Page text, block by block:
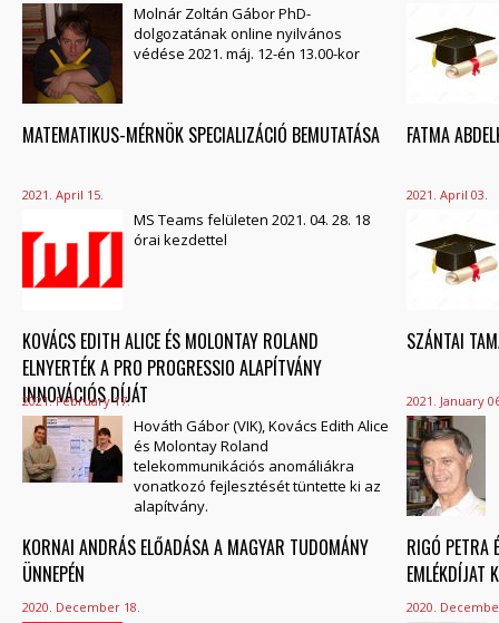
Molnár Zoltán Gábor PhD-
dolgozatának online nyilvános
védése 2021. máj. 12-én 13.00-kor
MATEMATIKUS-MÉRNÖK SPECIALIZÁCIÓ BEMUTATÁSA
2021. April 15.
MS Teams felületen 2021. 04. 28. 18
órai kezdettel
FATMA
2021. April 03.
KOVÁCS EDITH ALICE ÉS MOLONTAY ROLAND
ELNYERTÉK A PRO PROGRESSIO ALAPÍTVÁNY
INNOVÁCIÓS DÍJÁT
2021. February 17.
Hováth Gábor (VIK), Kovács Edith Alice
és Molontay Roland
telekommunikációs anomáliákra
vonatkozó fejlesztését tüntette ki az
alapítvány.
SZÁNTAI
2021. January
KORNAI ANDRÁS ELŐADÁSA A MAGYAR TUDOMÁNY
ÜNNEPÉN
2020. December 18.
RIGÓ PETRA
EMLÉKDÍJAT
2020.